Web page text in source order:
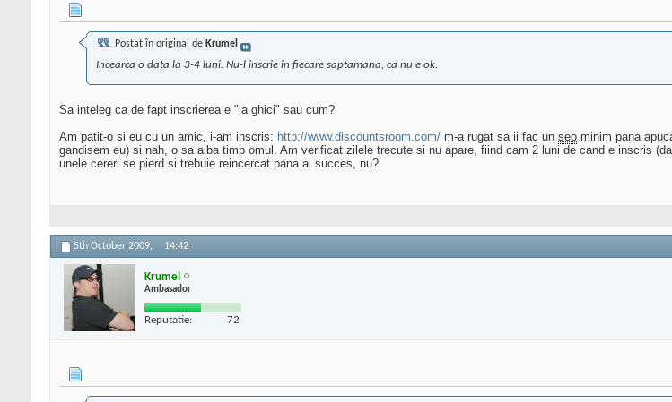
Postat în original de Krumel
Incearca o data la 3-4 luni. Nu-l inscrie in fiecare saptamana, ca nu e ok.
Sa inteleg ca de fapt inscrierea e "la ghici" sau cum?
Am patit-o si eu cu un amic, i-am inscris: http://www.discountsroom.com/ m-a rugat sa ii fac un seo minim pana
gandisem eu) si nah, o sa aiba timp omul. Am verificat zilele trecute si nu apare, fiind cam 2 luni de cand e inscris
unele cereri se pierd si trebuie reincercat pana ai succes, nu?
5th October 2009, 14:42
Krumel
Ambasador
Reputatie: 72